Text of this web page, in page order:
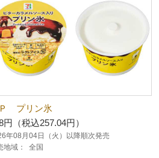
プリン氷
円（税込257.04円）
年08月04日（火）以降順次発売
地域：
全国